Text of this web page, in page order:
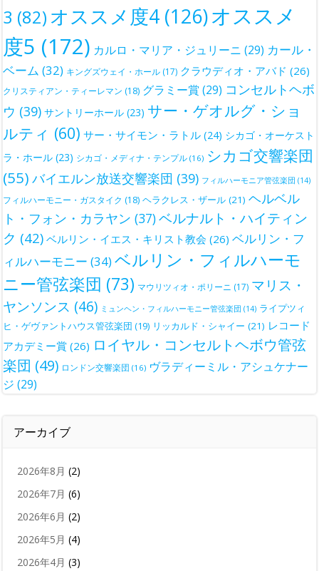
3 (82) オススメ度4 (126)オススメ
度5 (172) カルロ・マリア・ジュリーニ (29) カール・
ベーム (32) キングズウェイ・ホール (17) クラウディオ・アバド (26)
クリスティアン・ティーレマン (18) グラミー賞 (29) コンセルトヘボ
ウ (39) サントリーホール (23) サー・ゲオルグ・ショ
ルティ (60) サー・サイモン・ラトル (24) シカゴ・オーケスト
ラ・ホール (23) シカゴ・メディナ・テンプル (16) シカゴ交響楽団
(55) バイエルン放送交響楽団 (39) フィルハーモニア管弦楽団 (14)
フィルハーモニー・ガスタイク (18) ヘラクレス・ザール (21) ヘルベル
ト・フォン・カラヤン (37)ベルナルト・ハイティン
ク (42) ベルリン・イエス・キリスト教会 (26) ベルリン・フ
ィルハーモニー (34)ベルリン・フィルハーモ
ニー管弦楽団 (73) マウリツィオ・ポリーニ (17) マリス・
ヤンソンス (46) ミュンヘン・フィルハーモニー管弦楽団 (14) ライプツィ
ヒ・ゲヴァントハウス管弦楽団 (19) リッカルド・シャイー (21) レコード
アカデミー賞 (26) ロイヤル・コンセルトヘボウ管弦
楽団 (49) ロンドン交響楽団 (16) ヴラディーミル・アシュケナー
ジ (29)
アーカイブ
2026年8月 (2)
2026年7月 (6)
2026年6月 (2)
2026年5月 (4)
2026年4月 (3)